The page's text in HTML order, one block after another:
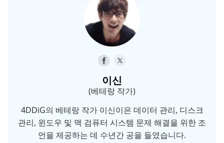
이신
(베테랑 작가)
4DDiG의 베테랑 작가 이신이은 데이터 관리, 디스크
관리, 윈도우 및 맥 검퓨터 시스템 문제 해결을 위한 조
언을 제공하는 데 수년간 공을 들였습니다.